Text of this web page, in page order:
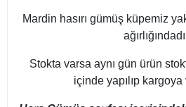
Mardin hasırı gümüş küpemiz
Stokta varsa aynı gün ürün
içinde yapılıp